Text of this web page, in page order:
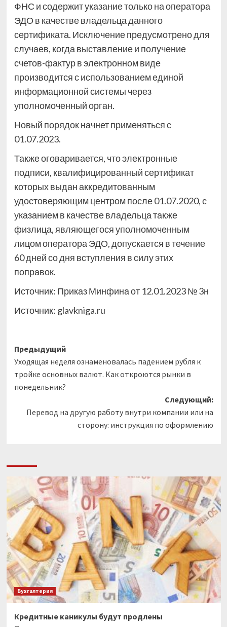
ФНС и содержит указание только на оператора
ЭДО в качестве владельца данного
сертификата. Исключение предусмотрено для
случаев, когда выставление и получение
счетов-фактур в электронном виде
производится с использованием единой
информационной системы через
уполномоченный орган.
Новый порядок начнет применяться с
01.07.2023.
Также оговаривается, что электронные
подписи, квалифицированный сертификат
которых выдан аккредитованным
удостоверяющим центром после 01.07.2020, с
указанием в качестве владельца также
физлица, являющегося уполномоченным
лицом оператора ЭДО, допускается в течение
60 дней со дня вступления в силу этих
поправок.
Источник: Приказ Минфина от 12.01.2023 № 3н
Источник: glavkniga.ru
Навигация
записи
Предыдущий
Уходящая неделя ознаменовалась падением рубля к
тройке основных валют. Как откроются рынки в
понедельник?
Следующий:
Перевод на другую работу внутри компании или на
сторону: инструкция по оформлению
Бухгалтерия
Кредитные каникулы будут продлены